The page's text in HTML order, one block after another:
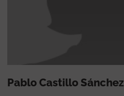
Pablo Castillo Sánchez